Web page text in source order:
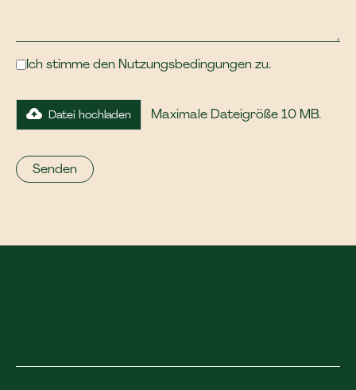
Ich stimme den Nutzungsbedingungen zu.
Datei hochladen Maximale Dateigröße 10 MB.